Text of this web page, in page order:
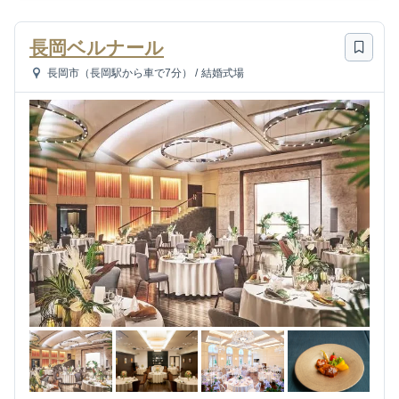
長岡ベルナール
長岡市（長岡駅から車で7分） / 結婚式場